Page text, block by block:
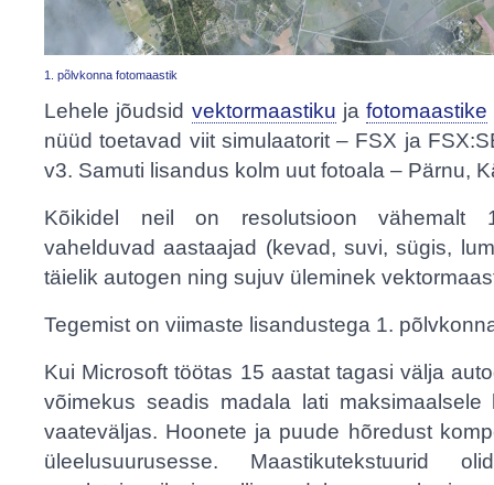
1. põlvkonna fotomaastik
Lehele jõudsid vektormaastiku jafotomaastike
nüüd toetavad viit simulaatorit – FSX ja
v3. Samuti lisandus kolm uut fotoala – Pärnu,
Kõikidel neil on resolutsioon vähemalt
vahelduvad aastaajad (kevad, suvi, sügis,
täielik autogen ning sujuv üleminek
Tegemist on viimaste lisandustega 1.
Kui Microsoft töötas 15 aastat tagasi välja
võimekus seadis madala lati
vaateväljas. Hoonete ja puude hõredust
üleelusuurusesse. Maastikutekstuurid